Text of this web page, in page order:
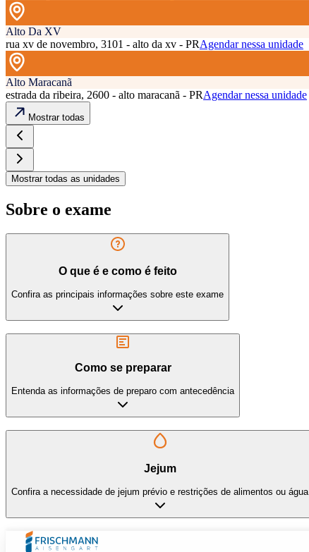
Alto Da XV
rua xv de novembro, 3101 - alto da xv - PRAgendar nessa unidade
Alto Maracanã
estrada da ribeira, 2600 - alto maracanã - PRAgendar nessa unidade
Mostrar todas
Mostrar todas as unidades
Sobre o exame
O que é e como é feito
Confira as principais informações sobre este exame
Como se preparar
Entenda as informações de preparo com antecedência
Jejum
Confira a necessidade de jejum prévio e restrições de alimentos ou água